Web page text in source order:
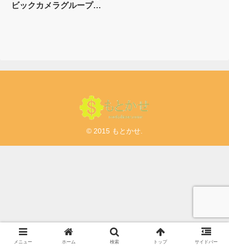
ビックカメラグループで
© 2015 もとかせ.
メニュー ホーム 検索 トップ サイドバー